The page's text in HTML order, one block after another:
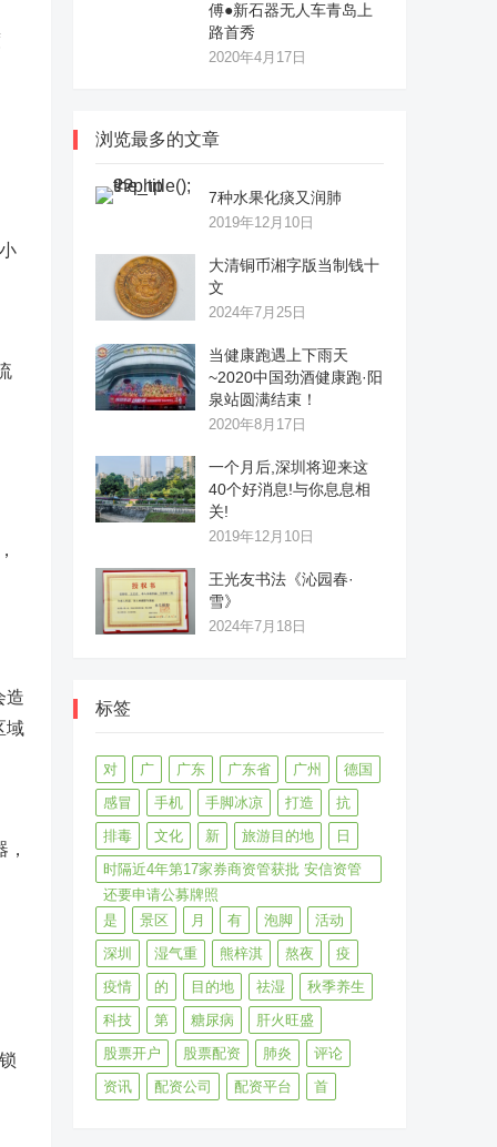
造
域
傅●新石器无人车青岛上
路首秀
2020年4月17日
浏览最多的文章
7种水果化痰又润肺
2019年12月10日
大清铜币湘字版当制钱十
文
2024年7月25日
当健康跑遇上下雨天
~2020中国劲酒健康跑·阳
泉站圆满结束！
2020年8月17日
一个月后,深圳将迎来这
40个好消息!与你息息相
关!
2019年12月10日
王光友书法《沁园春·
雪》
2024年7月18日
标签
对 广 广东 广东省 广州
德国
感冒
手机 手脚冰凉 打造
抗
排毒
文化 新 旅游目的地
日
时隔近4年第17家券商资管获批 安信资管
还要申请公募牌照
是
景区 月 有 泡脚
活动
深圳
湿气重 熊梓淇 熬夜
疫
疫情
的 目的地 祛湿
秋季养生
科技
第 糖尿病
肝火旺盛
股票开户
股票配资 肺炎
评论
资讯
配资公司 配资平台 首